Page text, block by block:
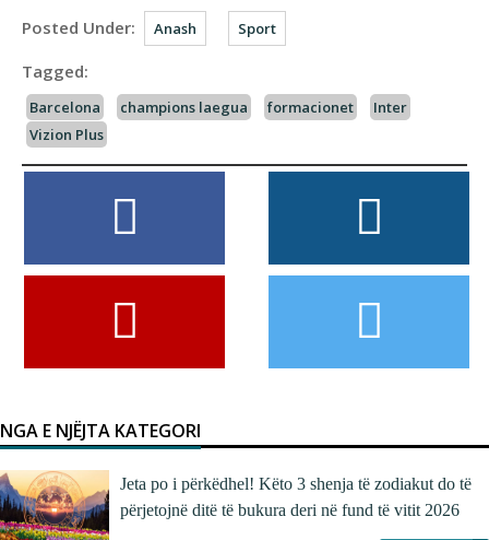
Posted Under: Anash Sport
Tagged:
Barcelona champions laegua formacionet
Inter
Vizion Plus
NGA E NJËJTA KATEGORI
Jeta po i përkëdhel! Këto 3 shenja të zodiakut do të
përjetojnë ditë të bukura deri në fund të vitit 2026